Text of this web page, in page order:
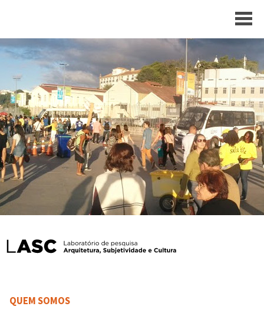
QUEM SOMOS